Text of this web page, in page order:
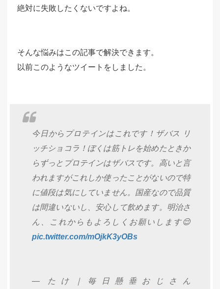
絶対に失敗したくないですよね。
そんな悩みはこの記事で解決できます。
以前このようなツイートをしました。
今日からプロテインはこれです！ザバス リ
ッチショコラ！ぼくは筋トレを始めたときか
らずっとプロテインはザバスです。高いと言
われますがこれしか使ったことがないので特
に値段は気にしていません。国産なので品質
は間違いないし、安心して飲めます。明治さ
ん、これからもよろしくお願いします😌
pic.twitter.com/mOjkK3yOBs
— たけ｜毎日懸垂おじさん